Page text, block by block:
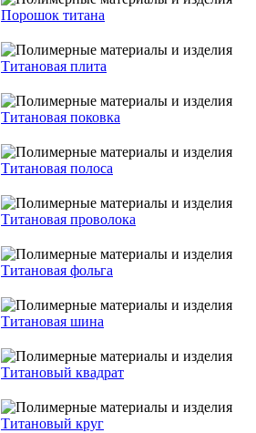
Порошок титана
Титановая плита
Титановая поковка
Титановая полоса
Титановая проволока
Титановая фольга
Титановая шина
Титановый квадрат
Титановый круг